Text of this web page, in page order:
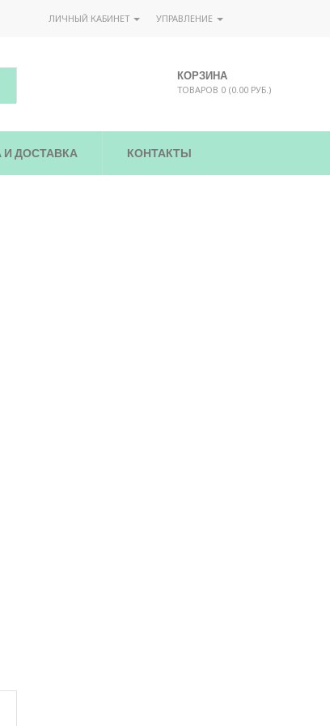
ЛИЧНЫЙ КАБИНЕТ УПРАВЛЕНИЕ
КОРЗИНА
ТОВАРОВ 0 (0.00 РУБ.)
И ДОСТАВКА КОНТАКТЫ